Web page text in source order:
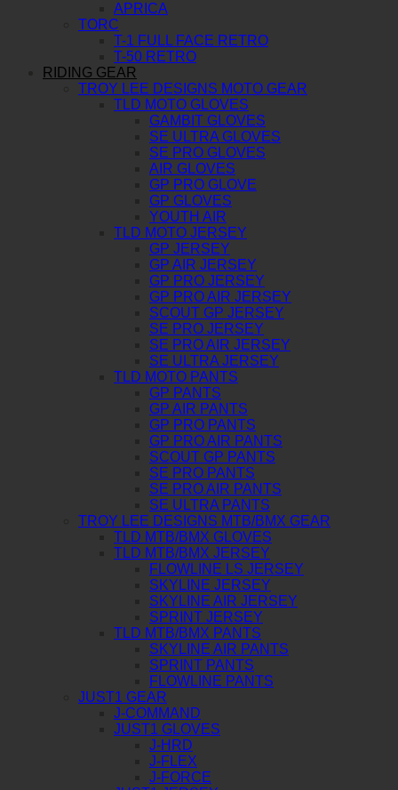
APRICA
TORC
T-1 FULL FACE RETRO
T-50 RETRO
RIDING GEAR
TROY LEE DESIGNS MOTO GEAR
TLD MOTO GLOVES
GAMBIT GLOVES
SE ULTRA GLOVES
SE PRO GLOVES
AIR GLOVES
GP PRO GLOVE
GP GLOVES
YOUTH AIR
TLD MOTO JERSEY
GP JERSEY
GP AIR JERSEY
GP PRO JERSEY
GP PRO AIR JERSEY
SCOUT GP JERSEY
SE PRO JERSEY
SE PRO AIR JERSEY
SE ULTRA JERSEY
TLD MOTO PANTS
GP PANTS
GP AIR PANTS
GP PRO PANTS
GP PRO AIR PANTS
SCOUT GP PANTS
SE PRO PANTS
SE PRO AIR PANTS
SE ULTRA PANTS
TROY LEE DESIGNS MTB/BMX GEAR
TLD MTB/BMX GLOVES
TLD MTB/BMX JERSEY
FLOWLINE LS JERSEY
SKYLINE JERSEY
SKYLINE AIR JERSEY
SPRINT JERSEY
TLD MTB/BMX PANTS
SKYLINE AIR PANTS
SPRINT PANTS
FLOWLINE PANTS
JUST1 GEAR
J-COMMAND
JUST1 GLOVES
J-HRD
J-FLEX
J-FORCE